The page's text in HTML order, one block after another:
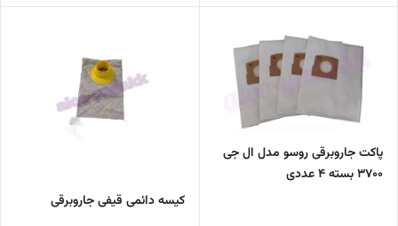
پاکت جاروبرقی روسو مدل ال جی
3700 بسته ۴ عددی
کیسه دائمی قیفی جاروبرقی